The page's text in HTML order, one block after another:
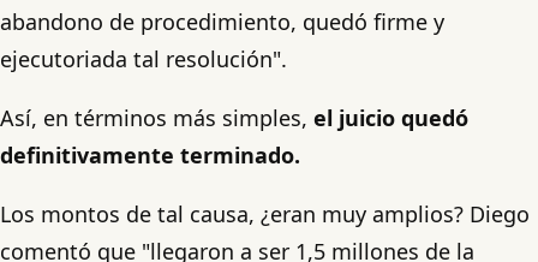
abandono de procedimiento, quedó firme y
ejecutoriada tal resolución".
Así, en términos más simples, el juicio quedó
definitivamente terminado.
Los montos de tal causa, ¿eran muy amplios? Diego
comentó que "llegaron a ser 1,5 millones de la